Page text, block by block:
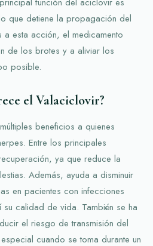
que detiene la propagación del
esta acción, el medicamento
de los brotes y a aliviar los
posible.
el Valaciclovir?
beneficios a quienes
Entre los principales
ya que reduce la
Además, ayuda a disminuir
en pacientes con infecciones
calidad de vida. También se ha
el riesgo de transmisión del
cuando se toma durante un